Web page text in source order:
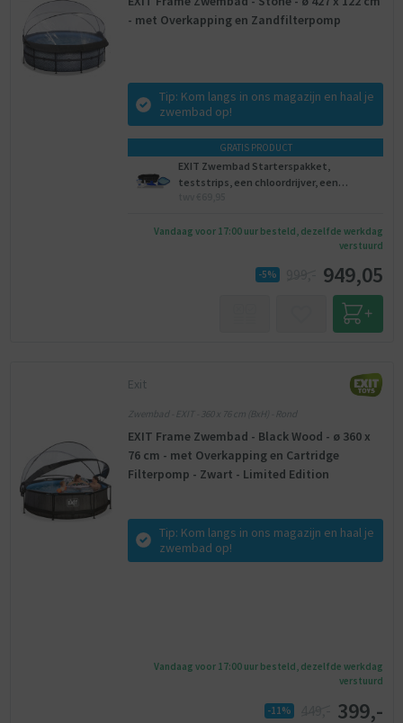
- met Overkapping en Zandfilterpomp
Tip: Kom langs in ons magazijn en haal je
zwembad op!
GRATIS PRODUCT
EXIT Zwembad Starterspakket,
teststrips, een chloordrijver, een
Vandaag voor 17:00 uur besteld, dezelfde werkdag
verstuurd
-5% 949,05
Exit
Zwembad - EXIT - 360 x 76 cm (BxH) - Rond
EXIT Frame Zwembad - Black Wood - ø 360 x
76 cm - met Overkapping en Cartridge
Filterpomp - Zwart - Limited Edition
Tip: Kom langs in ons magazijn en haal je
zwembad op!
Vandaag voor 17:00 uur besteld, dezelfde werkdag
verstuurd
-11% 399,-